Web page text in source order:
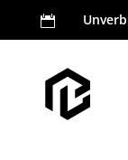
